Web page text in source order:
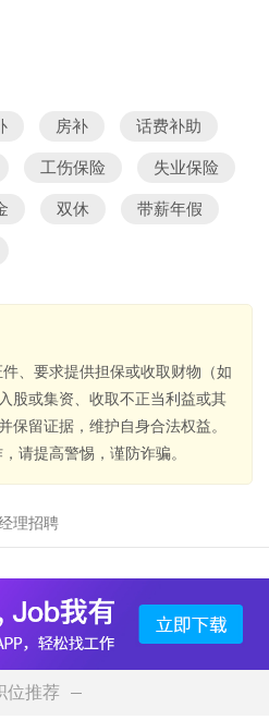
房补 话费补助
工伤保险 失业保险
双休 带薪年假
、要求提供担保或收取财物（如
股或集资、收取不正当利益或其
保留证据，维护自身合法权益。
请提高警惕，谨防诈骗。
理招聘
位推荐